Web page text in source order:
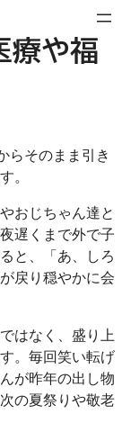
療や福
らそのまま引き
。
おじちゃん達と
遅くまで外で子
と、「あ、しろ
戻り穏やかに会
はなく、盛り上
。毎回笑い転げ
が昨年の出し物
の夏祭りや敬老